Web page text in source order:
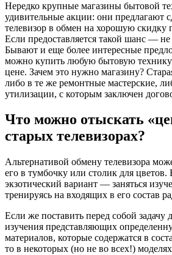
Нередко крупные магазины бытовой
удивительные акции: они предлагают
телевизор в обмен на хорошую скидку
Если предоставляется такой шанс — не
Бывают и еще более интересные
можно купить любую бытовую
цене. Зачем это нужно магазину?
либо в те же ремонтные мастерские,
утилизации, с которым заключен
Что можно отыскать
старых телевизорах?
Альтернативой обмену телевизора
его в тумбочку или столик для цветов.
экзотический вариант — заняться
тренируясь на входящих в его состав
Если же поставить перед собой задачу
изучения представляющих
материалов, которые содержатся в
то в некоторых (но не во всех!)